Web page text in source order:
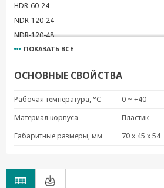
HDR-60-24
NDR-120-24
NDR-120-48
NDR-240-48
PWR-12200-DT-S1
PWR-G7000A-AC
MDR-40-24
MDR-60-24
PWR-12150-WPEU-S2
PWR-12050-EU-S1
ПОКАЗАТЬ ВСЕ
ОСНОВНЫЕ СВОЙСТВА
Рабочая температура, °C
0 ~ +40
Материал корпуса
Пластик
Габаритные размеры, мм
70 x 45 x 54